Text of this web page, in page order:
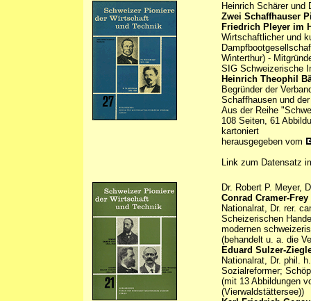
Heinrich Schärer und
Zwei Schaffhauser
Friedrich Pleyer im
Wirtschaftlicher und
Winterthur) -
SIG Schweizerische
Heinrich Theophil
Begründer der
Schaffhausen und
Aus der Reihe
108 Seiten, 61
kartoniert
herausgegeben vom
Link zum Datensatz
Dr. Robert P. Meyer,
Conrad Cramer-Frey
Nationalrat, Dr. rer.
Scheizerischen
modernen
(behandelt u. a. die
Eduard Sulzer-
Nationalrat, Dr. phil.
Sozialreformer;
(mit 13 Abbildungen
(Vierwaldstättersee))